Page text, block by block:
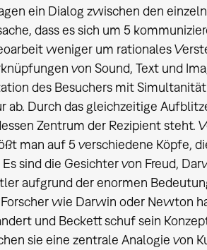
ein Dialog zwischen den
dass es sich um 5
weniger um rationales
von Sound, Text und
des Besuchers mit
ab. Durch das gleichzeitige
Zentrum der Rezipient steht.
man auf 5 verschiedene Köpfe,
sind die Gesichter von Freud,
aufgrund der enormen
wie Darwin oder Newton
und Beckett schuf sein
sie eine zentrale Analogie von